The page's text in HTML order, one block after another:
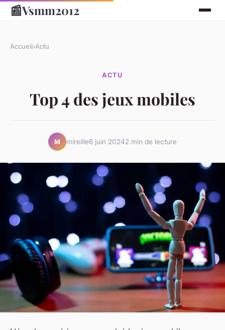
📰Vsmm2012
Accueil›Actu
ACTU
Top 4 des jeux mobiles
M mireille6 juin 20242 min de lecture